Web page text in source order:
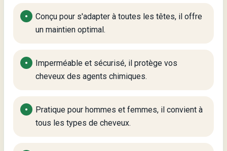
Conçu pour s'adapter à toutes les têtes, il offre
un maintien optimal.
Imperméable et sécurisé, il protège vos
cheveux des agents chimiques.
Pratique pour hommes et femmes, il convient à
tous les types de cheveux.